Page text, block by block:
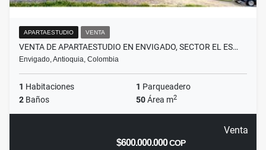
APARTAESTUDIO VENTA
VENTA DE APARTAESTUDIO EN ENVIGADO, SECTOR EL ES…
Envigado, Antioquia, Colombia
1 Habitaciones 1 Parqueadero
2 Baños 50Área m2
Venta
$600.000.000COP